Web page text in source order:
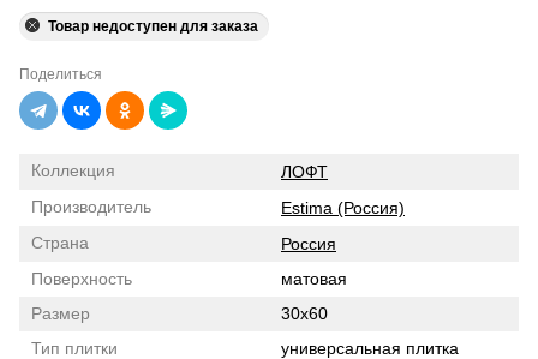
Товар недоступен для заказа
Поделиться
Коллекция
ЛОФТ
Производитель
Estima (Россия)
Страна
Россия
Поверхность
матовая
Размер
30x60
Тип плитки
универсальная плитка